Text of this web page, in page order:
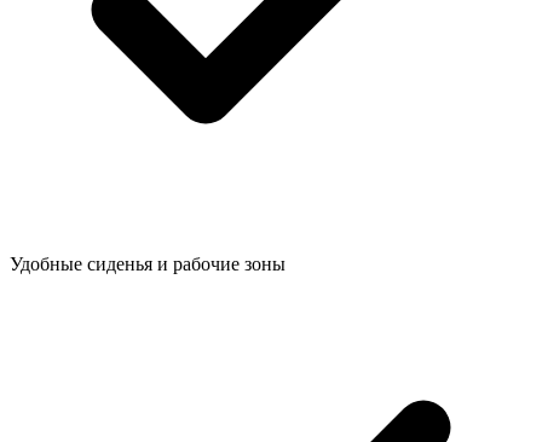
Удобные сиденья и рабочие зоны